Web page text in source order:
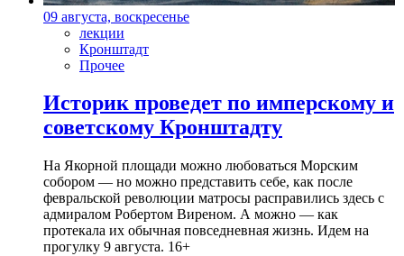
09 августа, воскресенье
лекции
Кронштадт
Прочее
Историк проведет по имперскому и
советскому Кронштадту
На Якорной площади можно любоваться Морским
собором — но можно представить себе, как после
февральской революции матросы расправились здесь с
адмиралом Робертом Виреном. А можно — как
протекала их обычная повседневная жизнь. Идем на
прогулку 9 августа. 16+